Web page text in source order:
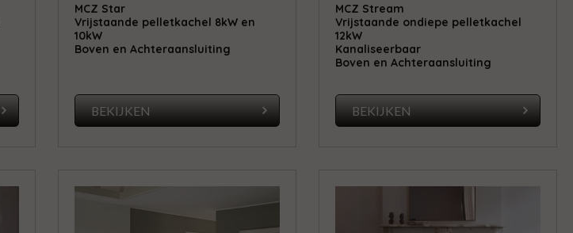
MCZ Star
Vrijstaande pelletkachel 8kW en
10kW
Boven en Achteraansluiting
BEKIJKEN
MCZ Stream
Vrijstaande ondiepe pelletkachel
12kW
Kanaliseerbaar
Boven en Achteraansluiting
BEKIJKEN